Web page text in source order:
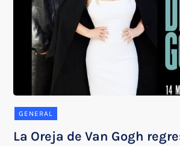
GENERAL
La Oreja de Van Gogh